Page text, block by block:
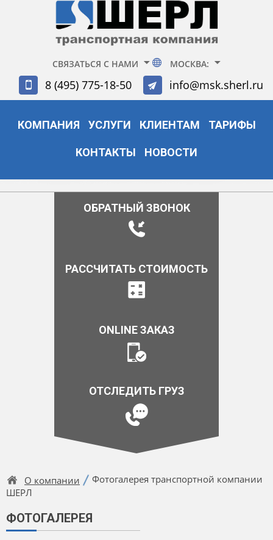
СВЯЗАТЬСЯ С НАМИ МОСКВА:
8 (495) 775-18-50 info@msk.sherl.ru
КОМПАНИЯ УСЛУГИ КЛИЕНТАМ ТАРИФЫ
КОНТАКТЫ НОВОСТИ
ОБРАТНЫЙ ЗВОНОК
РАССЧИТАТЬ СТОИМОСТЬ
ONLINE ЗАКАЗ
ОТСЛЕДИТЬ ГРУЗ
О компании
Фотогалерея транспортной компании
ШЕРЛ
ФОТОГАЛЕРЕЯ